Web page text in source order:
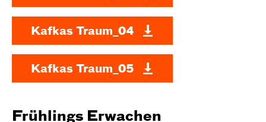
Kafkas Traum_04
Kafkas Traum_05
Frühlings Erwachen